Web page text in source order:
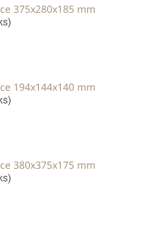
375x280x185 mm
194x144x140 mm
380x375x175 mm